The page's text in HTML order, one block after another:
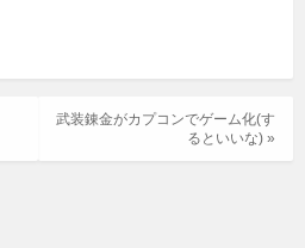
武装錬金がカプコンでゲーム化(す
るといいな) »